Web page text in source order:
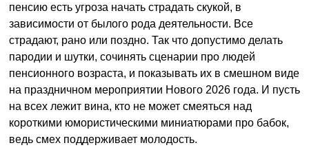
пенсию есть угроза начать страдать скукой, в
зависимости от былого рода деятельности. Все
страдают, рано или поздно. Так что допустимо делать
пародии и шутки, сочинять сценарии про людей
пенсионного возраста, и показывать их в смешном виде
на праздничном мероприятии Нового 2026 года. И пусть
на всех лежит вина, кто не может смеяться над
короткими юмористическими миниатюрами про бабок,
ведь смех поддерживает молодость.